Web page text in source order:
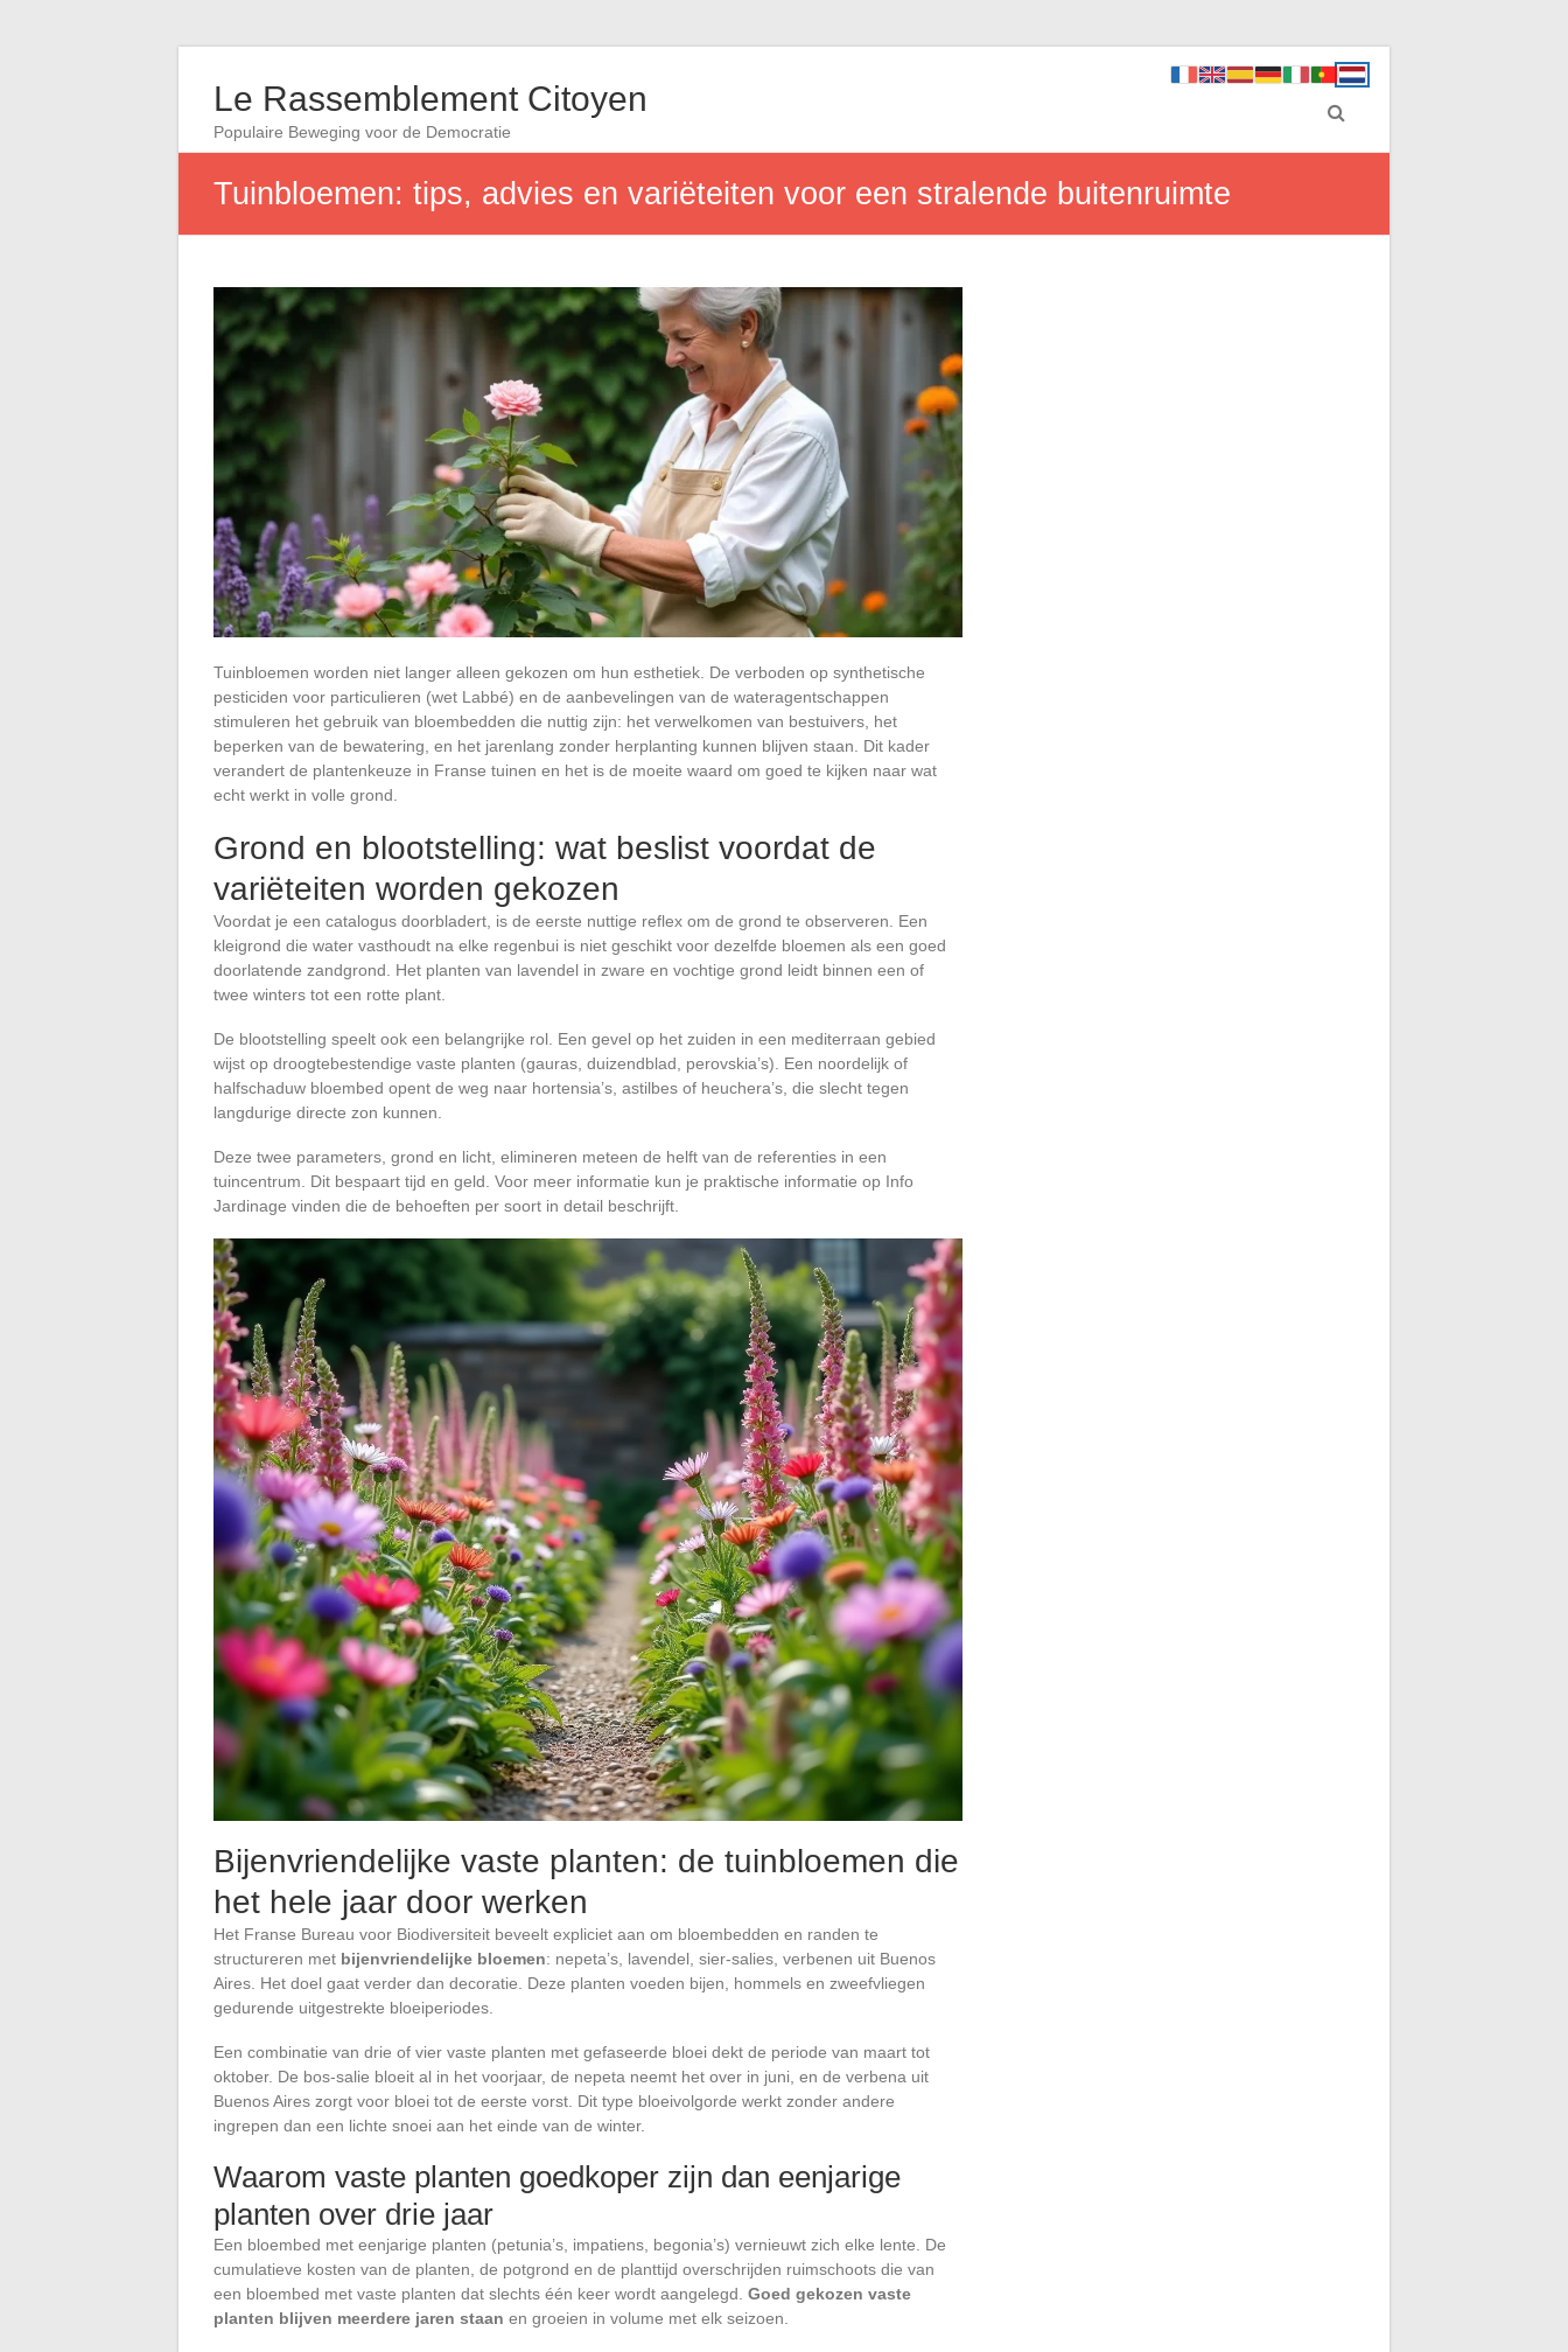
Le Rassemblement Citoyen
Populaire Beweging voor de Democratie
Tuinbloemen: tips, advies en variëteiten voor een stralende buitenruimte
Tuinbloemen worden niet langer alleen gekozen om hun esthetiek. De verboden op synthetische
pesticiden voor particulieren (wet Labbé) en de aanbevelingen van de wateragentschappen
stimuleren het gebruik van bloembedden die nuttig zijn: het verwelkomen van bestuivers, het
beperken van de bewatering, en het jarenlang zonder herplanting kunnen blijven staan. Dit kader
verandert de plantenkeuze in Franse tuinen en het is de moeite waard om goed te kijken naar wat
echt werkt in volle grond.
Grond en blootstelling: wat beslist voordat de
variëteiten worden gekozen
Voordat je een catalogus doorbladert, is de eerste nuttige reflex om de grond te observeren. Een
kleigrond die water vasthoudt na elke regenbui is niet geschikt voor dezelfde bloemen als een goed
doorlatende zandgrond. Het planten van lavendel in zware en vochtige grond leidt binnen een of
twee winters tot een rotte plant.
De blootstelling speelt ook een belangrijke rol. Een gevel op het zuiden in een mediterraan gebied
wijst op droogtebestendige vaste planten (gauras, duizendblad, perovskia’s). Een noordelijk of
halfschaduw bloembed opent de weg naar hortensia’s, astilbes of heuchera’s, die slecht tegen
langdurige directe zon kunnen.
Deze twee parameters, grond en licht, elimineren meteen de helft van de referenties in een
tuincentrum. Dit bespaart tijd en geld. Voor meer informatie kun je praktische informatie op Info
Jardinage vinden die de behoeften per soort in detail beschrijft.
Bijenvriendelijke vaste planten: de tuinbloemen die
het hele jaar door werken
Het Franse Bureau voor Biodiversiteit beveelt expliciet aan om bloembedden en randen te
structureren met bijenvriendelijke bloemen: nepeta’s, lavendel, sier-salies, verbenen uit Buenos
Aires. Het doel gaat verder dan decoratie. Deze planten voeden bijen, hommels en zweefvliegen
gedurende uitgestrekte bloeiperiodes.
Een combinatie van drie of vier vaste planten met gefaseerde bloei dekt de periode van maart tot
oktober. De bos-salie bloeit al in het voorjaar, de nepeta neemt het over in juni, en de verbena uit
Buenos Aires zorgt voor bloei tot de eerste vorst. Dit type bloeivolgorde werkt zonder andere
ingrepen dan een lichte snoei aan het einde van de winter.
Waarom vaste planten goedkoper zijn dan eenjarige
planten over drie jaar
Een bloembed met eenjarige planten (petunia’s, impatiens, begonia’s) vernieuwt zich elke lente. De
cumulatieve kosten van de planten, de potgrond en de planttijd overschrijden ruimschoots die van
een bloembed met vaste planten dat slechts één keer wordt aangelegd. Goed gekozen vaste
planten blijven meerdere jaren staan en groeien in volume met elk seizoen.